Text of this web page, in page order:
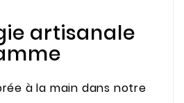
artisanale
à la main dans notre